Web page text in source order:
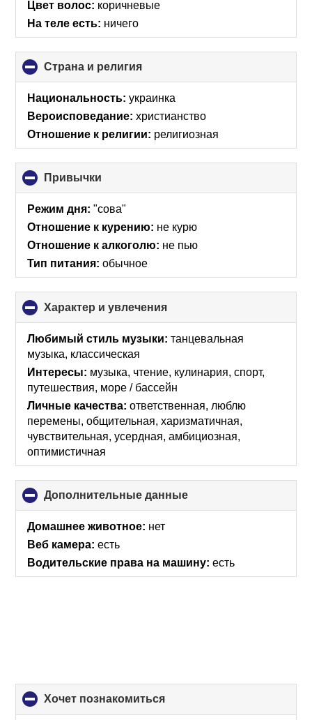
Цвет волос: коричневые
На теле есть: ничего
Страна и религия
to
collapse
Национальность: украинка
Вероисповедание: христианство
Отношение к религии: религиозная
Привычки
to
collapse
Режим дня: "сова"
Отношение к курению: не курю
Отношение к алкоголю: не пью
Тип питания: обычное
Характер и увлечения
to
collapse
Любимый стиль музыки: танцевальная
музыка, классическая
Интересы: музыка, чтение, кулинария, спорт,
путешествия, море / бассейн
Личные качества: ответственная, люблю
перемены, общительная, харизматичная,
чувствительная, усердная, амбициозная,
оптимистичная
Дополнительные данные
to
Домашнее животное: нет
Веб камера: есть
Водительские права на машину: есть
хочет познакомиться
to